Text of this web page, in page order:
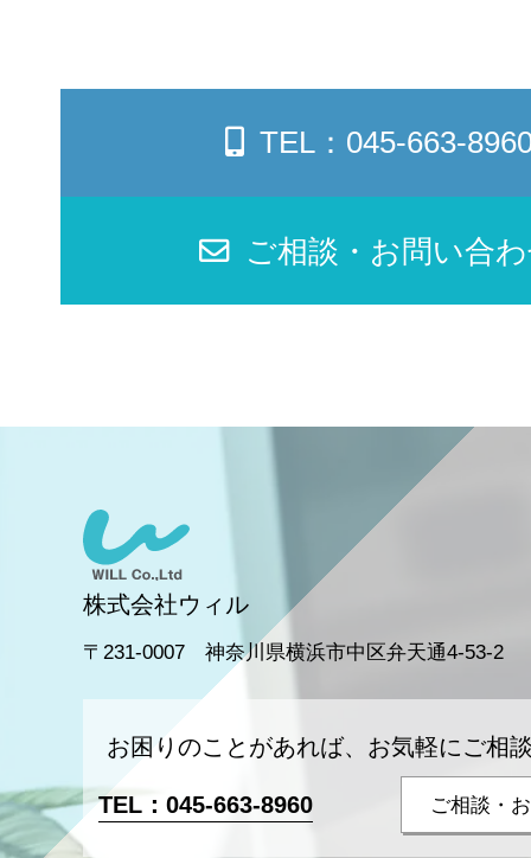
TEL：045-663-
ご相談・お問い合
株式会社ウィル
〒231-0007 神奈川県横浜市中区弁天通4-53-2
お困りのことがあれば、お気軽にご相
TEL： 045-663-8960 ご相談・